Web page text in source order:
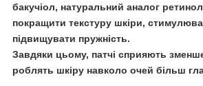
бакучіол, натуральний аналог
покращити текстуру шкіри,
підвищувати пружність.
Завдяки цьому, патчі сприяють
роблять шкіру навколо очей більш